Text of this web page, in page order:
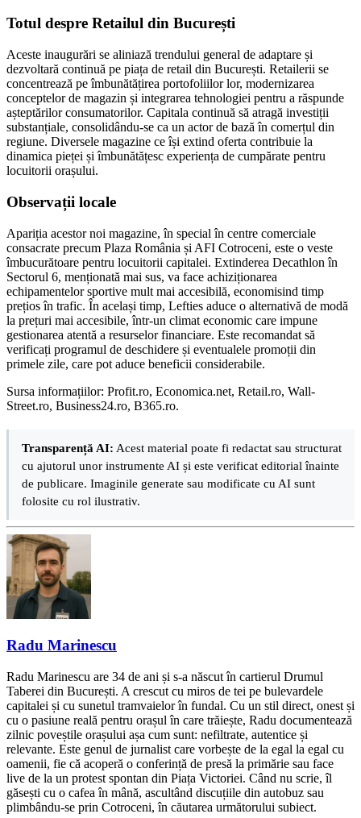
Totul despre Retailul din București
Aceste inaugurări se aliniază trendului general de adaptare și
dezvoltară continuă pe piața de retail din București. Retailerii se
concentrează pe îmbunătățirea portofoliilor lor, modernizarea
conceptelor de magazin și integrarea tehnologiei pentru a răspunde
așteptărilor consumatorilor. Capitala continuă să atragă investiții
substanțiale, consolidându-se ca un actor de bază în comerțul din
regiune. Diversele magazine ce își extind oferta contribuie la
dinamica pieței și îmbunătățesc experiența de cumpărate pentru
locuitorii orașului.
Observații locale
Apariția acestor noi magazine, în special în centre comerciale
consacrate precum Plaza România și AFI Cotroceni, este o veste
îmbucurătoare pentru locuitorii capitalei. Extinderea Decathlon în
Sectorul 6, menționată mai sus, va face achiziționarea
echipamentelor sportive mult mai accesibilă, economisind timp
prețios în trafic. În același timp, Lefties aduce o alternativă de modă
la prețuri mai accesibile, într-un climat economic care impune
gestionarea atentă a resurselor financiare. Este recomandat să
verificați programul de deschidere și eventualele promoții din
primele zile, care pot aduce beneficii considerabile.
Sursa informațiilor: Profit.ro, Economica.net, Retail.ro, Wall-
Street.ro, Business24.ro, B365.ro.
Transparență AI: Acest material poate fi redactat sau structurat
cu ajutorul unor instrumente AI și este verificat editorial înainte
de publicare. Imaginile generate sau modificate cu AI sunt
folosite cu rol ilustrativ.
Radu Marinescu
Radu Marinescu are 34 de ani și s-a născut în cartierul Drumul
Taberei din București. A crescut cu miros de tei pe bulevardele
capitalei și cu sunetul tramvaielor în fundal. Cu un stil direct, onest și
cu o pasiune reală pentru orașul în care trăiește, Radu documentează
zilnic poveștile orașului așa cum sunt: nefiltrate, autentice și
relevante. Este genul de jurnalist care vorbește de la egal la egal cu
oamenii, fie că acoperă o conferință de presă la primărie sau face
live de la un protest spontan din Piața Victoriei. Când nu scrie, îl
găsești cu o cafea în mână, ascultând discuțiile din autobuz sau
plimbându-se prin Cotroceni, în căutarea următorului subiect.